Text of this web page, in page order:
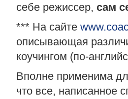
себе режиссер, сам
*** На сайте
описывающая
коучингом (по-
Вполне применима
что все,